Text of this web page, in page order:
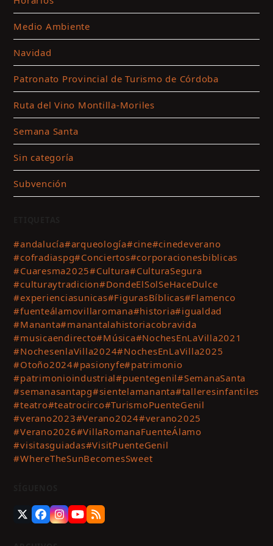
Medio Ambiente
Navidad
Patronato Provincial de Turismo de Córdoba
Ruta del Vino Montilla-Moriles
Semana Santa
Sin categoría
Subvención
#andalucía#arqueología#cine#cinedeverano
#cofradiaspg#Conciertos#corporacionesbiblicas
#Cuaresma2025#Cultura#CulturaSegura
#culturaytradicion#DondeElSolSeHaceDulce
#experienciasunicas#FigurasBíblicas#Flamenco
#fuenteálamovillaromana#historia#igualdad
#Mananta#manantalahistoriacobravida
#musicaendirecto#Música#NochesEnLaVilla2021
#NochesenlaVilla2024#NochesEnLaVilla2025
#Otoño2024#pasionyfe#patrimonio
#patrimonioindustrial#puentegenil#SemanaSanta
#semanasantapg#sientelamananta#talleresinfantiles
#teatro#teatrocirco#TurismoPuenteGenil
#verano2023#Verano2024#verano2025
#Verano2026#VillaRomanaFuenteÁlamo
#visitasguiadas#VisitPuenteGenil
#WhereTheSunBecomesSweet
TwitterFacebook
Instagram
YouTube
RSS